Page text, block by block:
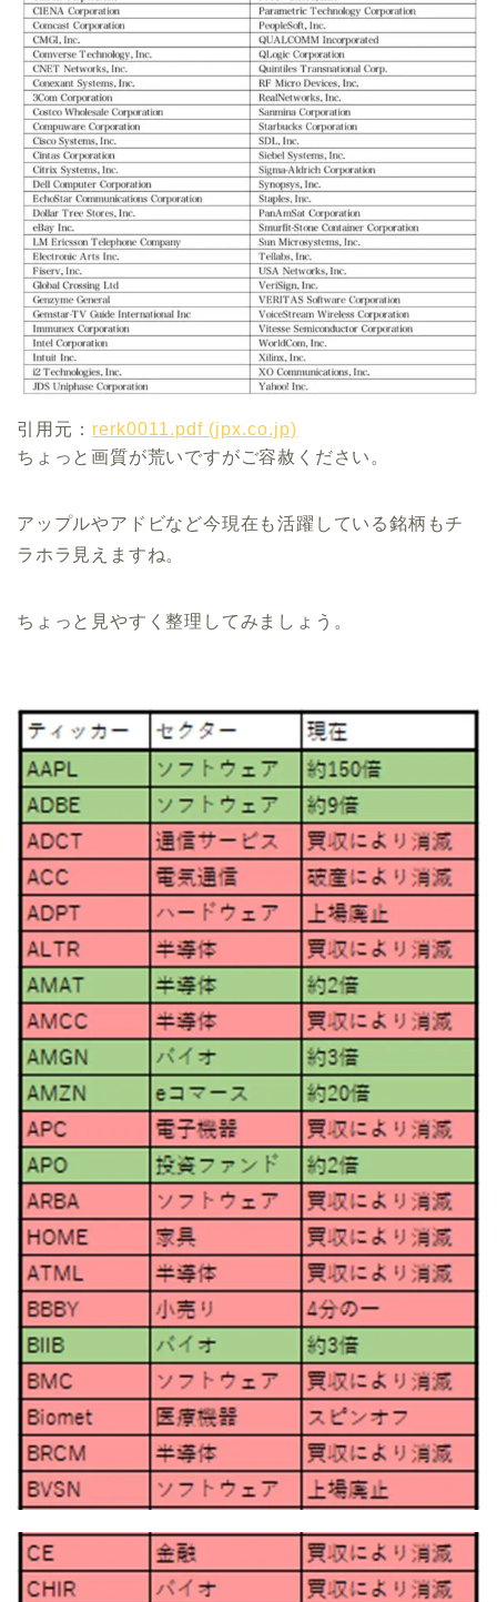
引用元： rerk0011.pdf (jpx.co.jp)
ちょっと画質が荒いですがご容赦ください。
アップルやアドビなど今現在も活躍している銘柄もチ
ラホラ見えますね。
ちょっと見やすく整理してみましょう。